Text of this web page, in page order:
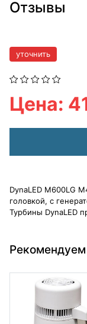
Отзывы
уточнить
Цена:
DynaLED M600LG
головкой, с
Турбины DynaLED
Рекомендуем